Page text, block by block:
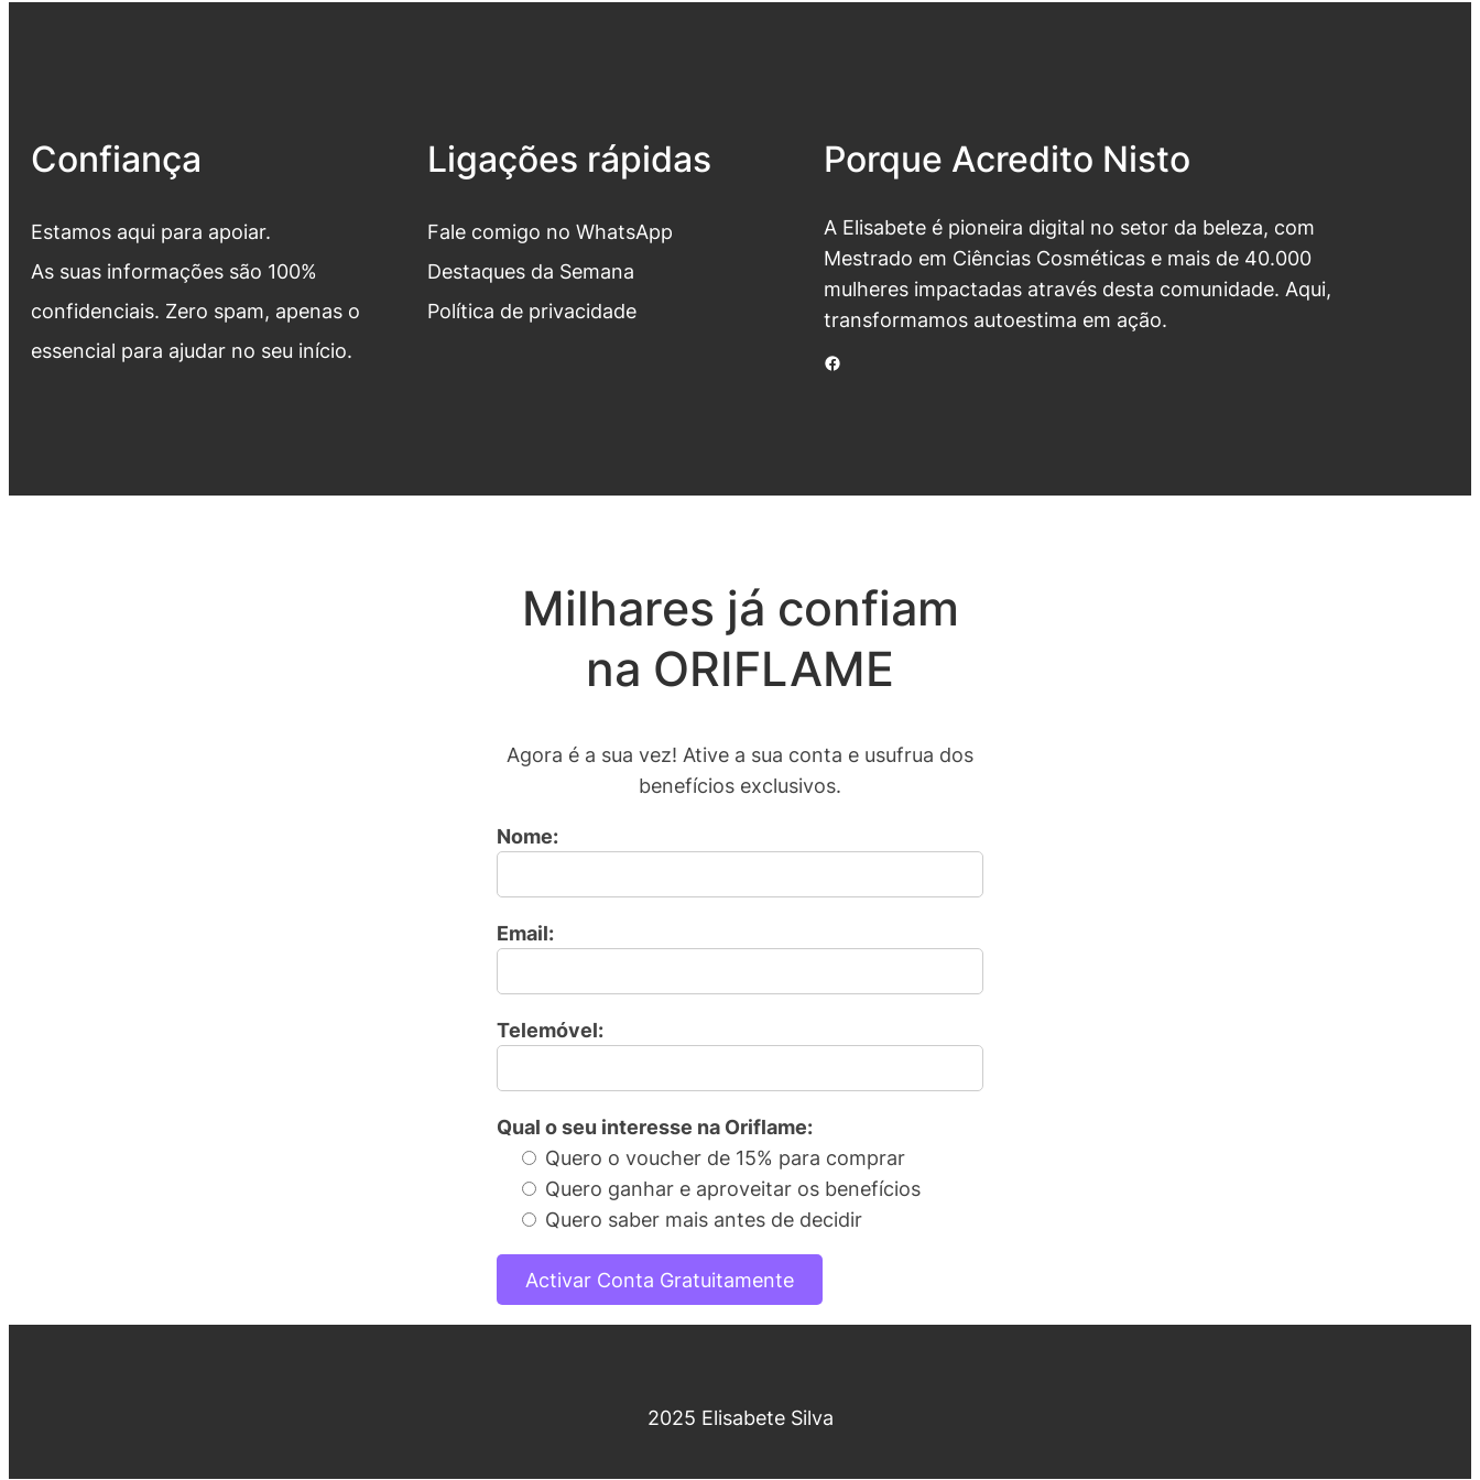
Confiança
Estamos aqui para apoiar.
As suas informações são 100%
confidenciais. Zero spam, apenas o
essencial para ajudar no seu início.
Ligações rápidas
Fale comigo no WhatsApp
Destaques da Semana
Política de privacidade
Porque Acredito Nisto
A Elisabete é pioneira digital no setor da beleza, com
Mestrado em Ciências Cosméticas e mais de 40.000
mulheres impactadas através desta comunidade. Aqui,
transformamos autoestima em ação.
Facebook
Milhares já confiam
na ORIFLAME
Agora é a sua vez! Ative a sua conta e usufrua dos
benefícios exclusivos.
Nome:
Email:
Telemóvel:
Qual o seu interesse na Oriflame:
Quero o voucher de 15% para comprar
Quero ganhar e aproveitar os benefícios
Quero saber mais antes de decidir
2025 Elisabete Silva